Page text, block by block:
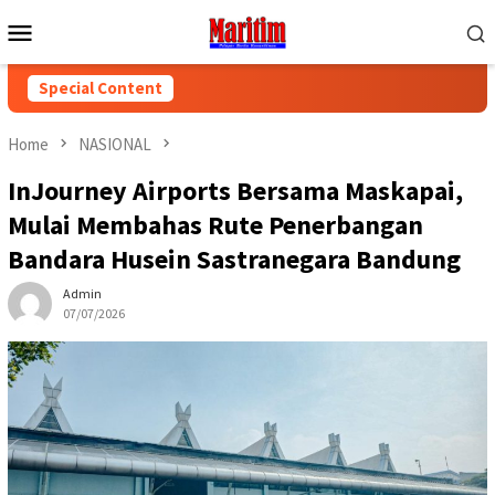
to
Menu
Special Content
Home NASIONAL
InJourney Airports Bersama Maskapai,
Mulai Membahas Rute Penerbangan
Bandara Husein Sastranegara Bandung
Admin
07/07/2026